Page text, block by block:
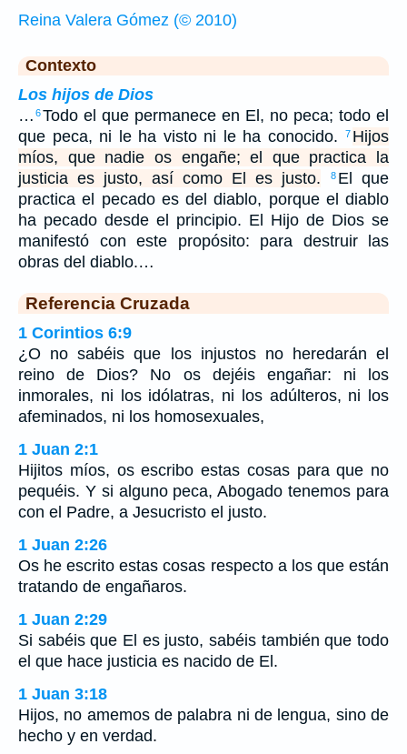
Reina Valera Gómez (© 2010)
Contexto
Los hijos de Dios
… 6Todo el que permanece en El, no peca; todo el
que peca, ni le ha visto ni le ha conocido.
7 Hijos
míos, que nadie os engañe; el que practica la
justicia es justo, así como El es justo.
8 El que
practica el pecado es del diablo, porque el diablo
ha pecado desde el principio. El Hijo de Dios se
manifestó con este propósito: para destruir las
obras del diablo.…
Referencia Cruzada
1 Corintios 6:9
¿O no sabéis que los injustos no heredarán el
reino de Dios? No os dejéis engañar: ni los
inmorales, ni los idólatras, ni los adúlteros, ni los
afeminados, ni los homosexuales,
1 Juan 2:1
Hijitos míos, os escribo estas cosas para que no
pequéis. Y si alguno peca, Abogado tenemos para
con el Padre, a Jesucristo el justo.
1 Juan 2:26
Os he escrito estas cosas respecto a los que están
tratando de engañaros.
1 Juan 2:29
Si sabéis que El es justo, sabéis también que todo
el que hace justicia es nacido de El.
1 Juan 3:18
Hijos, no amemos de palabra ni de lengua, sino de
hecho y en verdad.